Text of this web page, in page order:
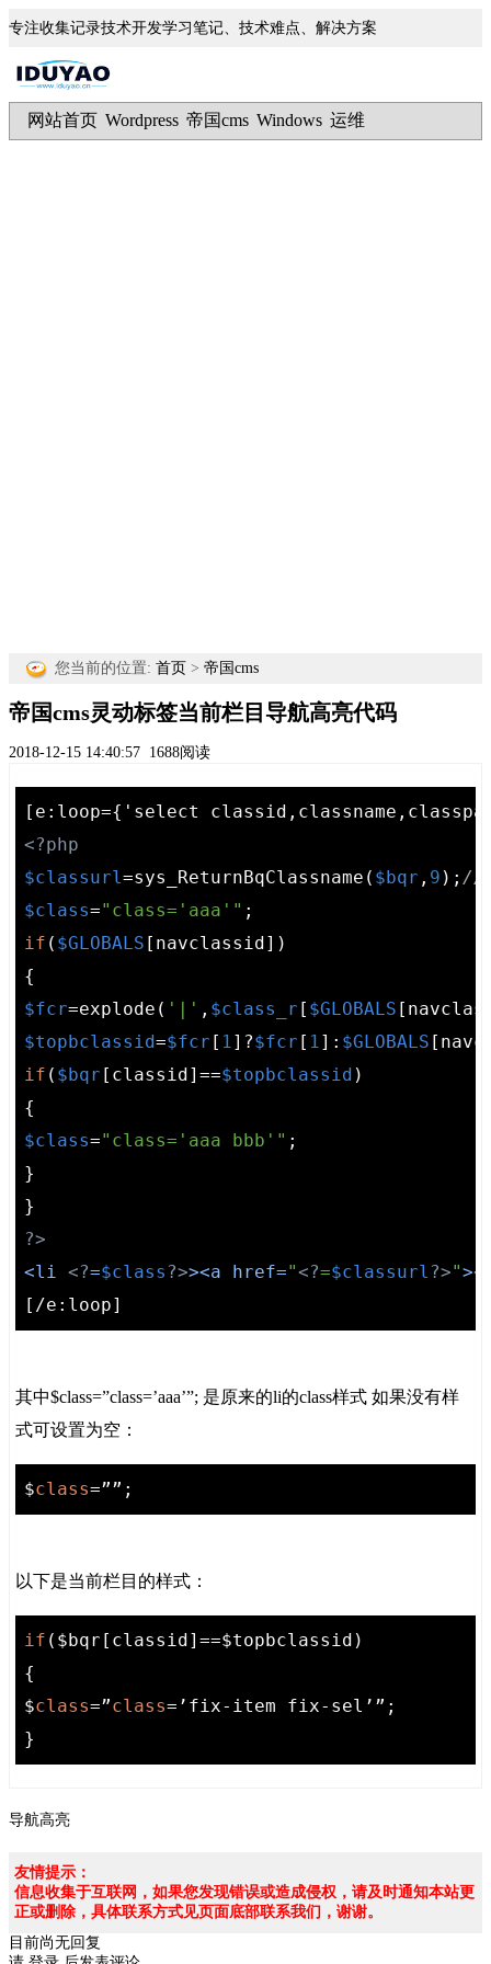
专注收集记录技术开发学习笔记、技术难点、解决方案
网站首页 Wordpress 帝国cms Windows 运维
您当前的位置: 首页 > 帝国cms
帝国cms灵动标签当前栏目导航高亮代码
2018-12-15 14:40:57 1688阅读
<?php
$classurl =sys_ReturnBqClassname( $bqr , 9 ); //
$class="class='aaa'"
if ( $GLOBALS [navclassid])
$fcr=explode( '|' , $class_r [ $GLOBALS
$topbclassid=$fcr [ 1 ]?$fcr [ 1 ]: $GLOBALS
if ( $bqr [classid]==$topbclassid )
$class="class='aaa bbb'" ;
}
?>
<li <?=$class ?>><a href="<?=$classurl ?>">
[/e:loop]
其中$class=”class=’aaa’”; 是原来的li的class样式 如果没有样
式可设置为空：
$class=””;
以下是当前栏目的样式：
if ($bqr[classid]==$topbclassid)
{
$class=”class=’fix-item fix-sel’”;
}
导航高亮
友情提示：
信息收集于互联网，如果您发现错误或造成侵权，请及时通知本站更
正或删除，具体联系方式见页面底部联系我们，谢谢。
目前尚无回复